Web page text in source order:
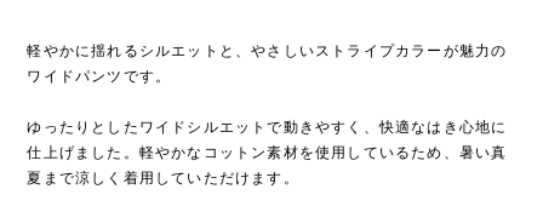
軽やかに揺れるシルエットと、やさしいストライプカラーが魅力の
ワイドパンツです。
ゆったりとしたワイドシルエットで動きやすく、快適なはき心地に
仕上げました。軽やかなコットン素材を使用しているため、暑い真
夏まで涼しく着用していただけます。